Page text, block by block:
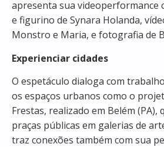
apresenta sua videoperformance
e figurino de Synara Holanda,
Monstro e Maria, e fotografia de
Experienciar cidades
O espetáculo dialoga com
os espaços urbanos como o
Frestas, realizado em Belém
praças públicas em galerias de
traz conexões também com sua